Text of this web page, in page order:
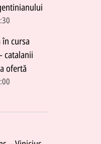
cursa
ofertă